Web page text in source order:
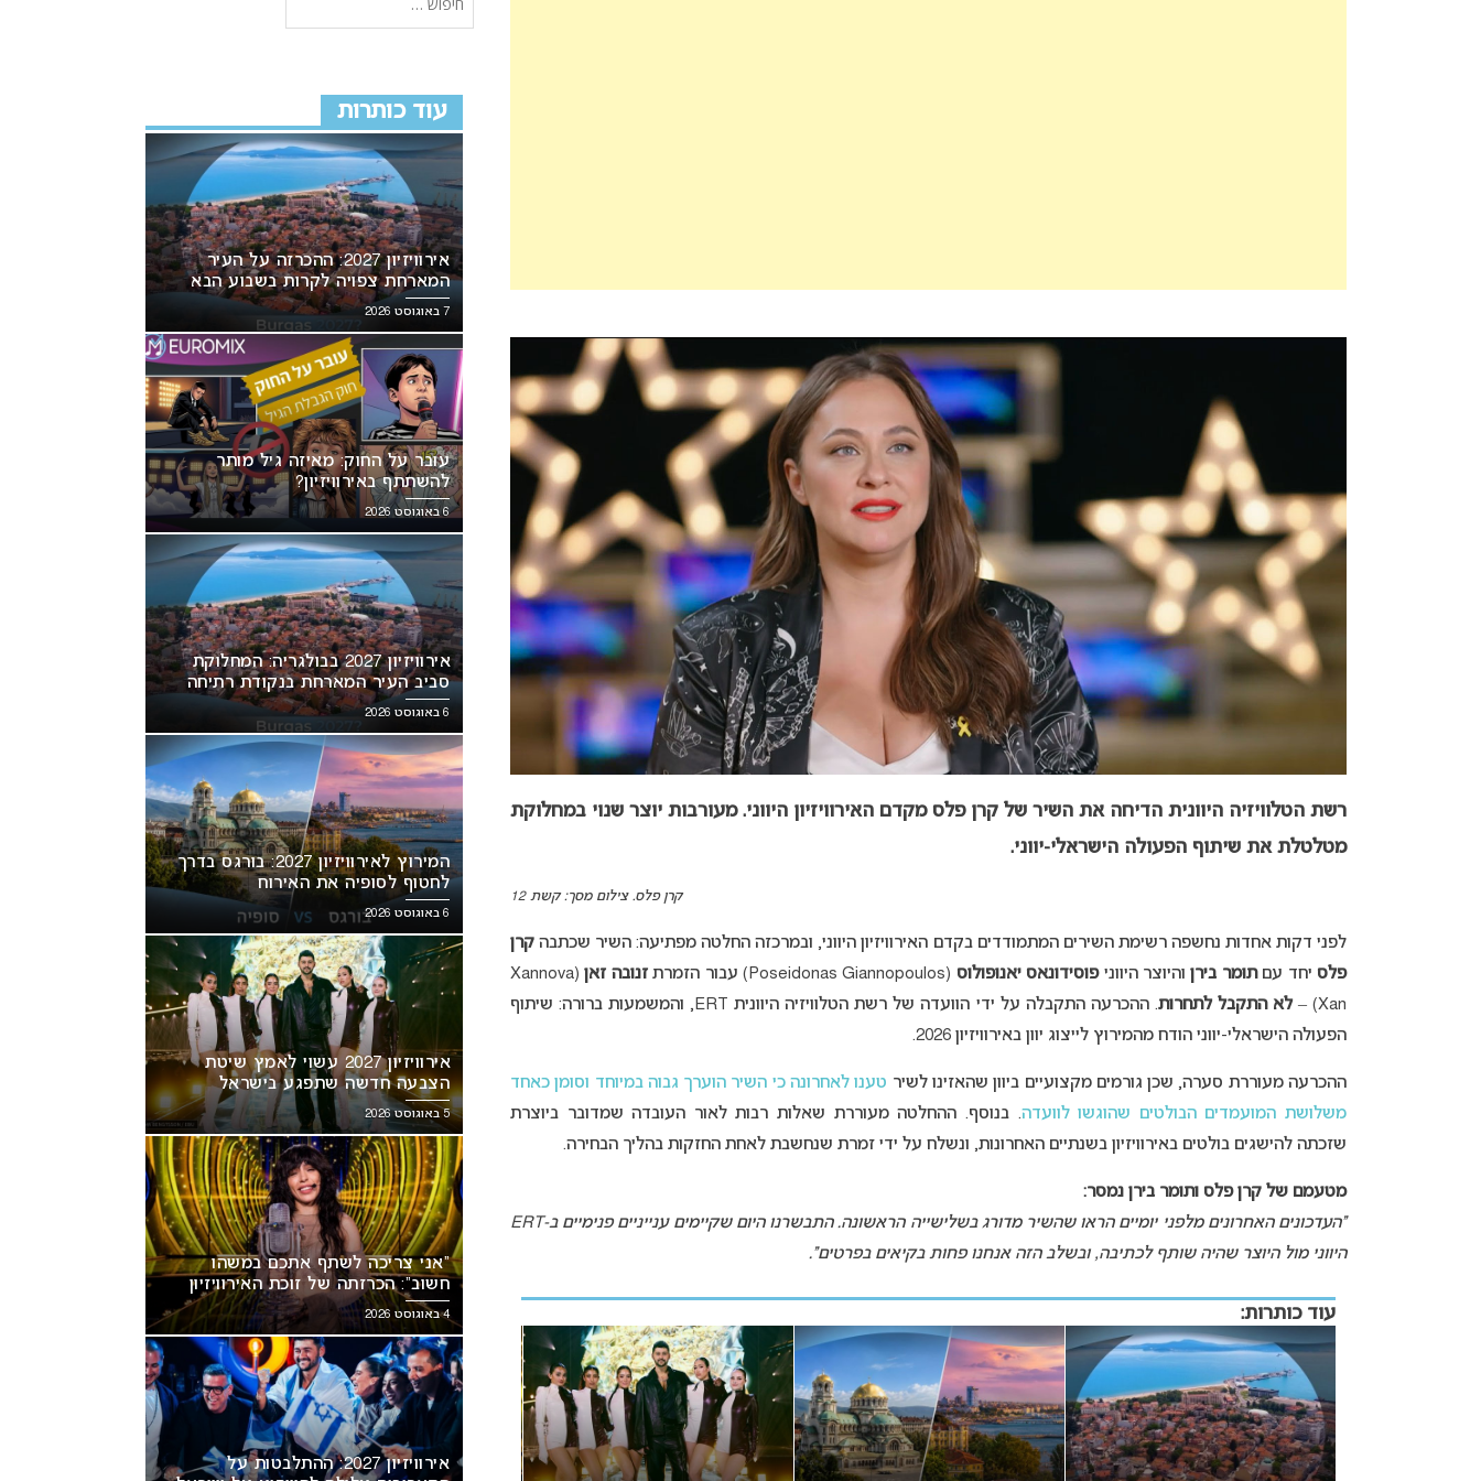
רשת הטלוויזיה היוונית הדיחה את השיר של קרן פלס מקדם האירוויזיון היווני. מעורבות יוצר שנוי במחלוקת
מטלטלת את שיתוף הפעולה הישראלי-יווני.
קרן פלס. צילום מסך: קשת 12
לפני דקות אחדות נחשפה רשימת השירים המתמודדים בקדם האירוויזיון היווני, ובמרכזה החלטה מפתיעה: השיר שכתבה קרן
פלס יחד עםתומר בירןוהיוצר היווניפוסידונאס יאנופולוס (Poseidonas Giannopoulos) עבור הזמרת זנובה זאן (Xannova
Xan) –
לא התקבל לתחרות
. ההכרעה התקבלה על ידי הוועדה של רשת הטלוויזיה היוונית ERT, והמשמעות ברורה: שיתוף
הפעולה הישראלי-יווני הודח מהמירוץ לייצוג יוון באירוויזיון 2026.
ההכרעה מעוררת סערה, שכן גורמים מקצועיים ביוון שהאזינו לשיר טענו לאחרונה כי השיר הוערך גבוה במיוחד וסומן כאחד
משלושת המועמדים הבולטים שהוגשו לוועדה. בנוסף. ההחלטה מעוררת שאלות רבות לאור העובדה שמדובר ביוצרת
שזכתה להישגים בולטים באירוויזיון בשנתיים האחרונות, ונשלח על ידי זמרת שנחשבת לאחת החזקות בהליך הבחירה.
מטעמם של קרן פלס ותומר בירן נמסר:
“העדכונים האחרונים מלפני יומיים הראו שהשיר מדורג בשלישייה הראשונה. התבשרנו היום שקיימים ענייניים פנימיים ב-ERT
היווני מול היוצר שהיה שותף לכתיבה, ובשלב הזה אנחנו פחות בקיאים בפרטים”.
עוד כותרות:
עוד כותרות
אירוויזיון 2027: ההכרזה על העיר
המארחת צפויה לקרות בשבוע הבא
7 באוגוסט 2026
עובר על החוק: מאיזה גיל מותר
להשתתף באירוויזיון?
6 באוגוסט 2026
אירוויזיון 2027 בבולגריה: המחלוקת
סביב העיר המארחת בנקודת רתיחה
6 באוגוסט 2026
המירוץ לאירוויזיון 2027: בורגס בדרך
לחטוף לסופיה את האירוח
6 באוגוסט 2026
אירוויזיון 2027 עשוי לאמץ שיטת
הצבעה חדשה שתפגע בישראל
5 באוגוסט 2026
“אני צריכה לשתף אתכם במשהו
חשוב”: הכרזתה של זוכת האירוויזיון
מסעירה את הרשת
4 באוגוסט 2026
אירוויזיון 2027: ההתלבטות על